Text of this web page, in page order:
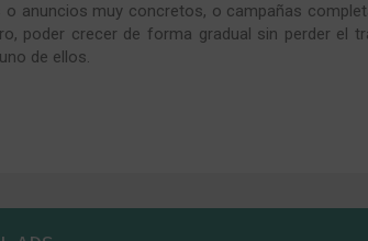
o anuncios muy concretos, o campañas
poder crecer de forma gradual sin perder el
de ellos.